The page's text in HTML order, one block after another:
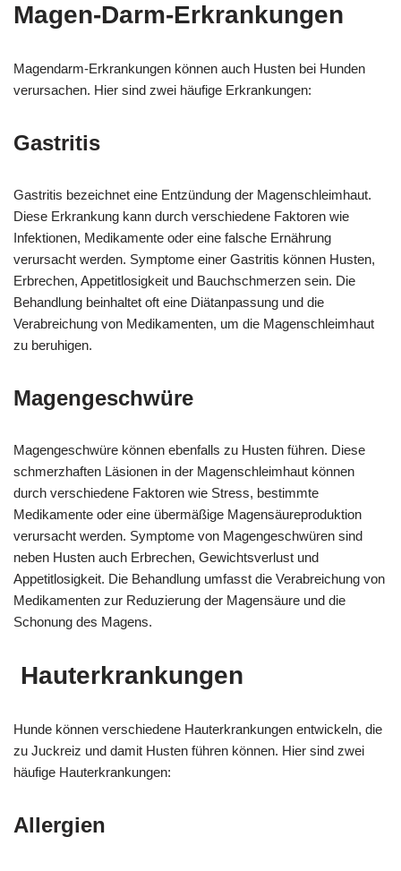
Magen-Darm-Erkrankungen
Magendarm-Erkrankungen können auch Husten bei Hunden
verursachen. Hier sind zwei häufige Erkrankungen:
Gastritis
Gastritis bezeichnet eine Entzündung der Magenschleimhaut.
Diese Erkrankung kann durch verschiedene Faktoren wie
Infektionen, Medikamente oder eine falsche Ernährung
verursacht werden. Symptome einer Gastritis können Husten,
Erbrechen, Appetitlosigkeit und Bauchschmerzen sein. Die
Behandlung beinhaltet oft eine Diätanpassung und die
Verabreichung von Medikamenten, um die Magenschleimhaut
zu beruhigen.
Magengeschwüre
Magengeschwüre können ebenfalls zu Husten führen. Diese
schmerzhaften Läsionen in der Magenschleimhaut können
durch verschiedene Faktoren wie Stress, bestimmte
Medikamente oder eine übermäßige Magensäureproduktion
verursacht werden. Symptome von Magengeschwüren sind
neben Husten auch Erbrechen, Gewichtsverlust und
Appetitlosigkeit. Die Behandlung umfasst die Verabreichung von
Medikamenten zur Reduzierung der Magensäure und die
Schonung des Magens.
Hauterkrankungen
Hunde können verschiedene Hauterkrankungen entwickeln, die
zu Juckreiz und damit Husten führen können. Hier sind zwei
häufige Hauterkrankungen:
Allergien